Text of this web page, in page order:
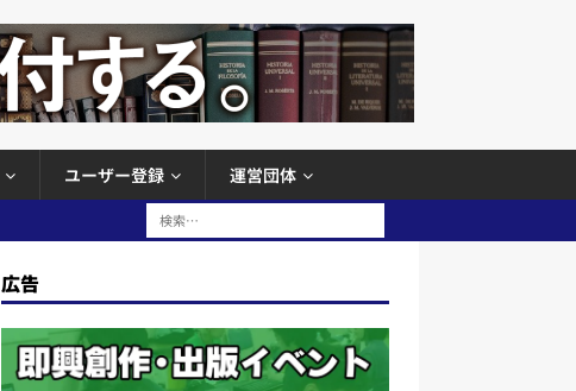
ユーザー登録 運営団体
広告